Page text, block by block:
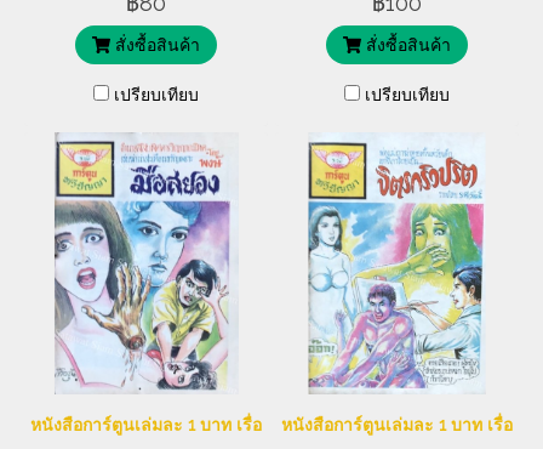
สั่งซื้อสินค้า
เปรียบเทียบ
สั่งซื้อสินค้า
เปรียบเทียบ
หนังสือการ์ตูนเล่มละ 1 บาท เรื่อง มือสยองหนังสือการ์ตูนเล่มละ 1 บาท เรื่อง จิ